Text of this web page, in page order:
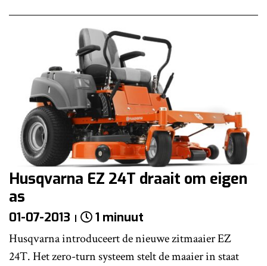
Husqvarna EZ 24T draait om eigen
as
01-07-2013 1 minuut
Husqvarna introduceert de nieuwe zitmaaier EZ
24T. Het zero-turn systeem stelt de maaier in staat